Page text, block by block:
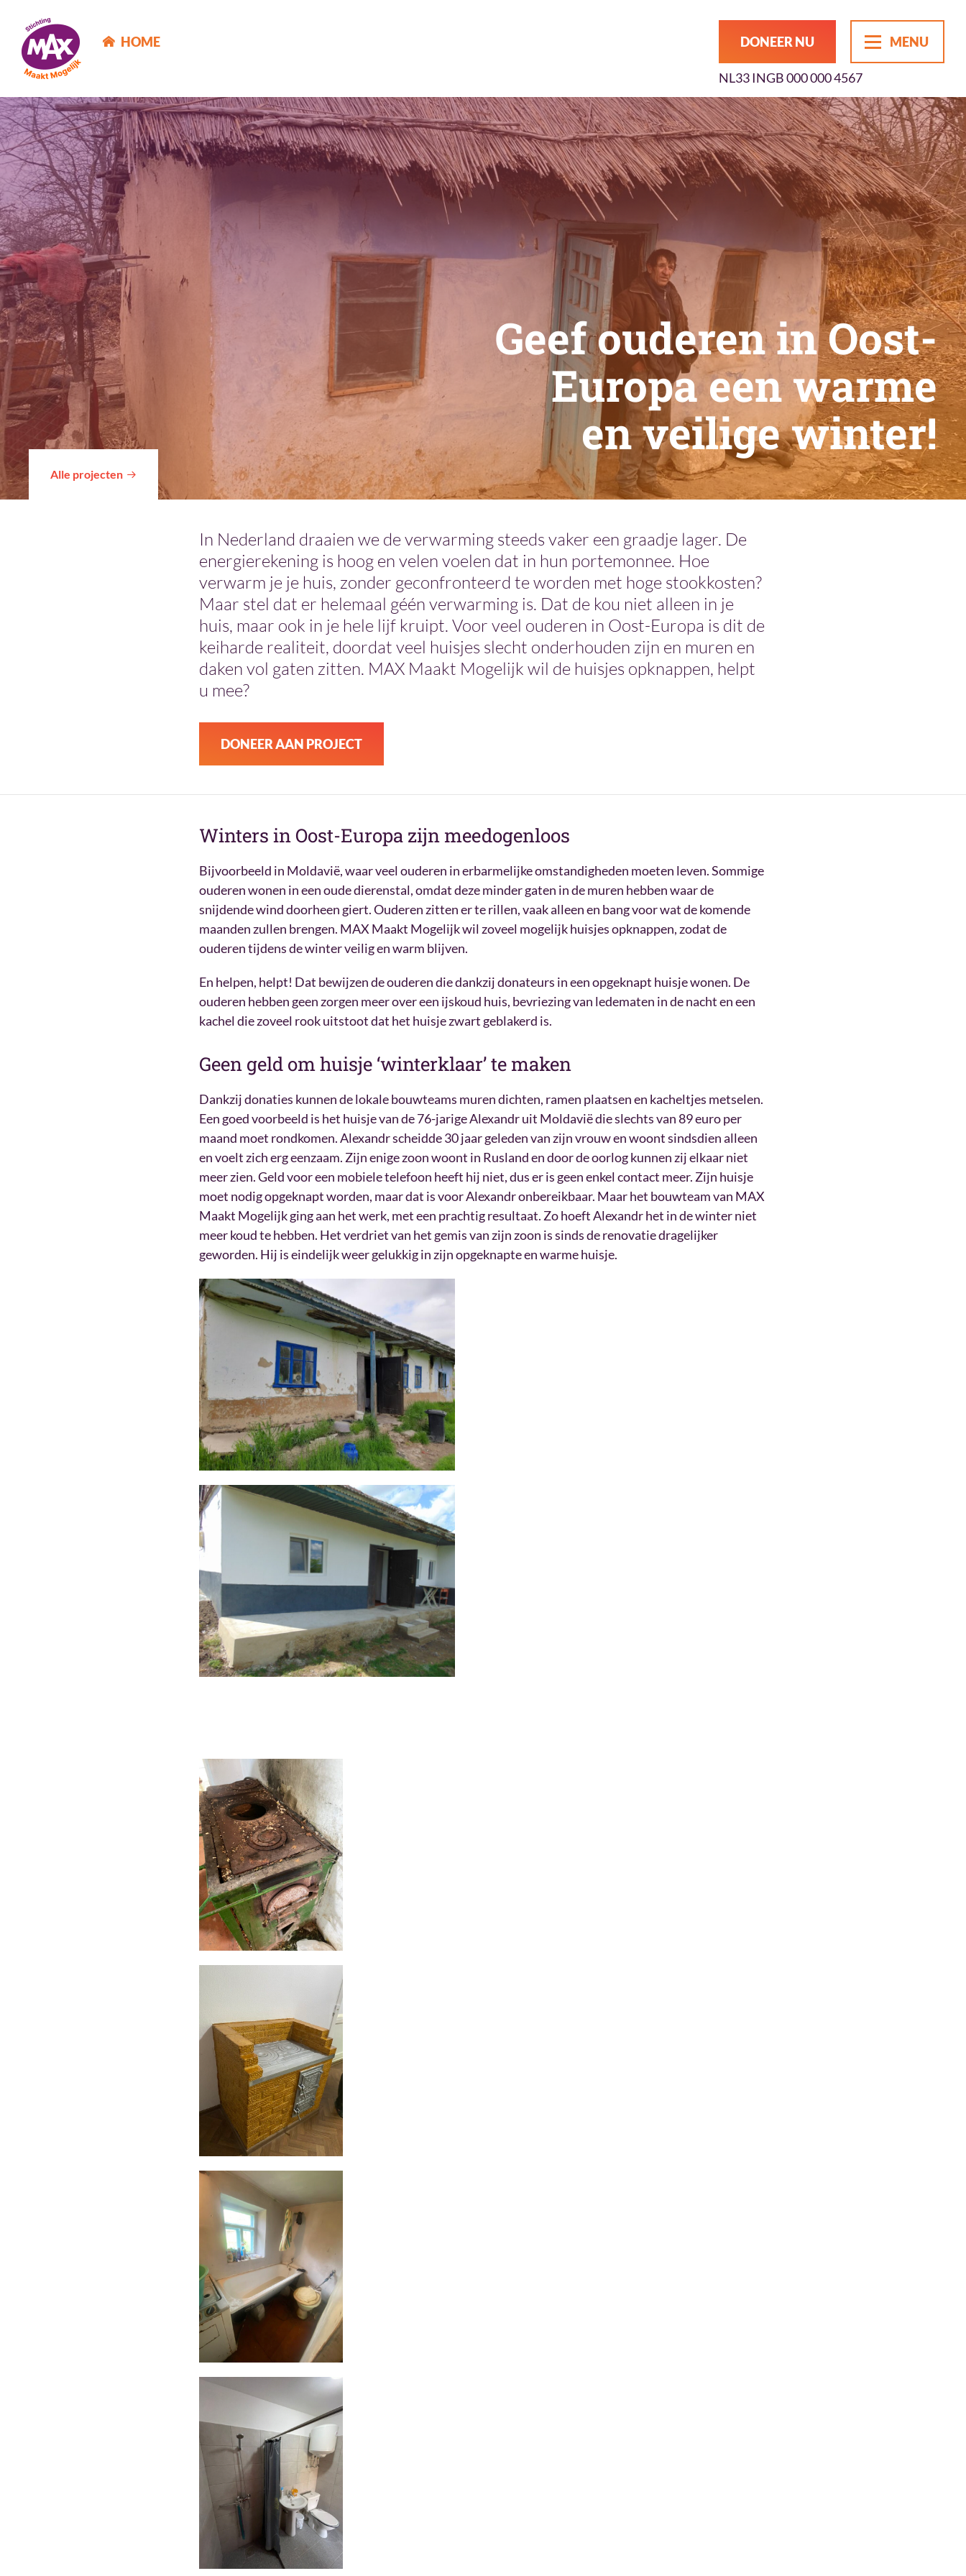
HOME
MENU
DONEER NU
NL33 INGB 000 000 4567
Alle projecten
Geef ouderen in Oost-
Europa een warme
en veilige winter!
In Nederland draaien we de verwarming steeds vaker een graadje lager. De
energierekening is hoog en velen voelen dat in hun portemonnee. Hoe
verwarm je je huis, zonder geconfronteerd te worden met hoge stookkosten?
Maar stel dat er helemaal géén verwarming is. Dat de kou niet alleen in je
huis, maar ook in je hele lijf kruipt. Voor veel ouderen in Oost-Europa is dit de
keiharde realiteit, doordat veel huisjes slecht onderhouden zijn en muren en
daken vol gaten zitten. MAX Maakt Mogelijk wil de huisjes opknappen, helpt
u mee?
DONEER AAN PROJECT
Winters in Oost-Europa zijn meedogenloos
Bijvoorbeeld in Moldavië, waar veel ouderen in erbarmelijke omstandigheden moeten leven. Sommige
ouderen wonen in een oude dierenstal, omdat deze minder gaten in de muren hebben waar de
snijdende wind doorheen giert. Ouderen zitten er te rillen, vaak alleen en bang voor wat de komende
maanden zullen brengen. MAX Maakt Mogelijk wil zoveel mogelijk huisjes opknappen, zodat de
ouderen tijdens de winter veilig en warm blijven.
En helpen, helpt! Dat bewijzen de ouderen die dankzij donateurs in een opgeknapt huisje wonen. De
ouderen hebben geen zorgen meer over een ijskoud huis, bevriezing van ledematen in de nacht en een
kachel die zoveel rook uitstoot dat het huisje zwart geblakerd is.
Geen geld om huisje ‘winterklaar’ te maken
Dankzij donaties kunnen de lokale bouwteams muren dichten, ramen plaatsen en kacheltjes metselen.
Een goed voorbeeld is het huisje van de 76-jarige Alexandr uit Moldavië die slechts van 89 euro per
maand moet rondkomen. Alexandr scheidde 30 jaar geleden van zijn vrouw en woont sindsdien alleen
en voelt zich erg eenzaam. Zijn enige zoon woont in Rusland en door de oorlog kunnen zij elkaar niet
meer zien. Geld voor een mobiele telefoon heeft hij niet, dus er is geen enkel contact meer. Zijn huisje
moet nodig opgeknapt worden, maar dat is voor Alexandr onbereikbaar. Maar het bouwteam van MAX
Maakt Mogelijk ging aan het werk, met een prachtig resultaat. Zo hoeft Alexandr het in de winter niet
meer koud te hebben. Het verdriet van het gemis van zijn zoon is sinds de renovatie dragelijker
geworden. Hij is eindelijk weer gelukkig in zijn opgeknapte en warme huisje.